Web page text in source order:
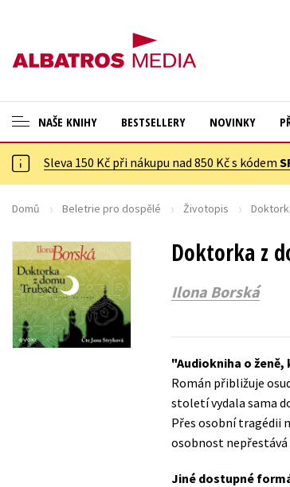
NAŠE KNIHY
ANGLICKÉ KNIHY -20 %
NOVÝ VÝPRODEJ -70 %
ASTERIX S DÁRKEM
🎁DÁRKOVÉ PUBLIKACE
✉️ DÁRKOVÉ POUKAZY
Cestování
Dárkové
Digitální
Esoterika a
Jazyky
Kalendáře
Kariéra a
Komiks
BESTSELLERY NOVINKY
Sleva 150 Kč při nákupu nad 850 Kč s kódem
Domů Beletrie pro dospělé Životopis
Doktorka z
Ilona Borská
Audiokniha o ženě,
Román přibližuje
století vydala sama
Přes osobní tragédii
osobnost
Jiné dostupné